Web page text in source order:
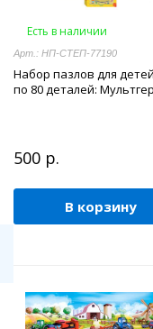
Есть в наличии
Арт.: НП-СТЕП-77190
Набор пазлов для
по 80 деталей:
500 р.
В корзину